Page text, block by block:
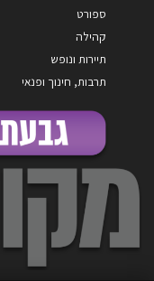
ספורט
קהילה
תיירות ונופש
תרבות, חינוך ופנאי